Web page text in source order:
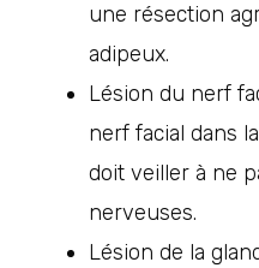
une résection
adipeux.
Lésion du nerf
nerf facial dans
doit veiller à ne
nerveuses.
Lésion de la